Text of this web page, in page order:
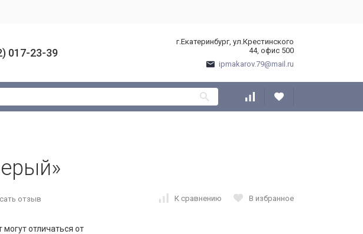
017-23-39
г.Екатеринбург, ул.Крестинского
44, офис 500
ipmakarov.79@mail.ru
отзыв К сравнению В избранное
отличаться от